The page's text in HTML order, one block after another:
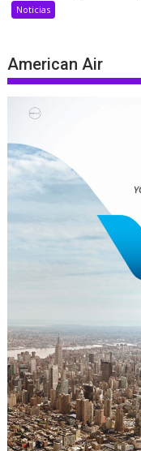
Noticias
American Air